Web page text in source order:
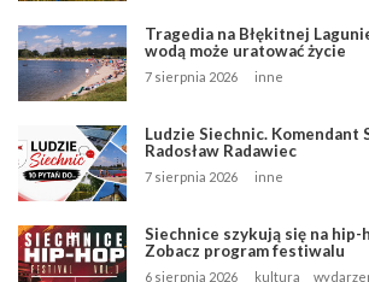
Tragedia na Błękitnej
wodą może uratować życie
7 sierpnia 2026 inne
Ludzie Siechnic. Komendant
Radosław Radawiec
7 sierpnia 2026 inne
Siechnice szykują się na
Zobacz program festiwalu
6 sierpnia 2026 kultura